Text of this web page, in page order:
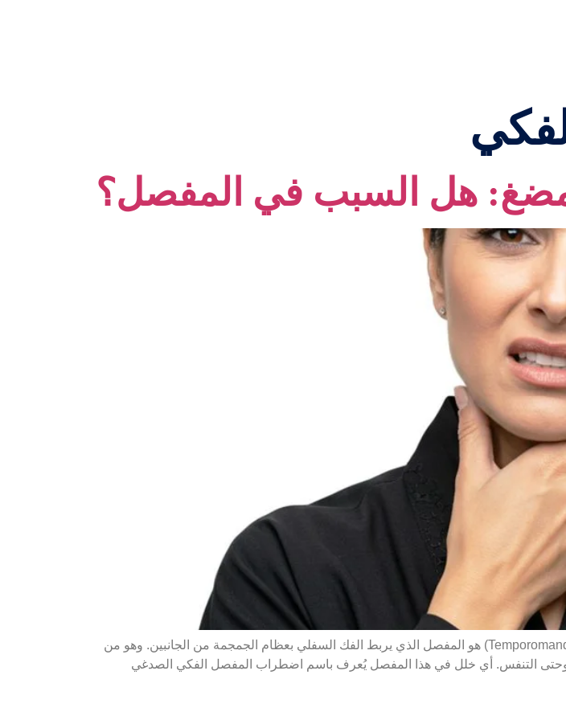
هل السبب في المفصل؟
ما هو المفصل الفكي الصدغي (TMJ)؟ المفصل الفكي الصدغي (Temporomandibular Joint – TMJ) هو المفصل الذي يربط الفك السفلي بعظام الجمجمة من الجانبين. وهو من
وحتى التنفس. أي خلل في هذا المفصل يُعرف باسم اضطراب المفصل الفكي الصدغي